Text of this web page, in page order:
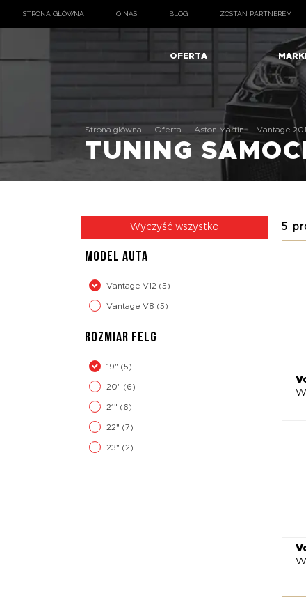
STRONA GŁÓWNA O NAS BLOG ZOSTAŃ PARTNEREM
OFERTA
Strona główna - Oferta - Aston Martin - Vantage
TUNING
Wyczyść wszystko
MODEL AUTA
Vantage V12 (5)
Vantage V8 (5)
ROZMIAR FELG
19" (5)
20" (6)
21" (6)
22" (7)
23" (2)
5